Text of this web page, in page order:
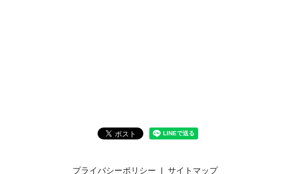
プライバシーポリシー サイトマップ